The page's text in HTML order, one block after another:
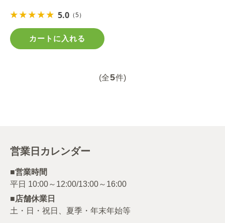
5.0 （5）
カートに入れる
(全5件)
営業日カレンダー
■営業時間
■店舗休業日
土・日・祝日、夏季・年末年始等